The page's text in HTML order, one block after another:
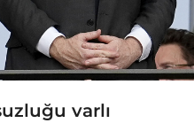
varlı